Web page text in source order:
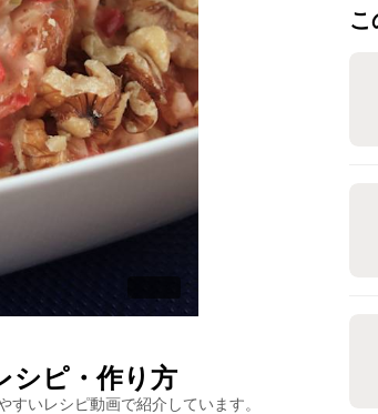
ピ・作り方
すいレシピ動画で紹介しています。